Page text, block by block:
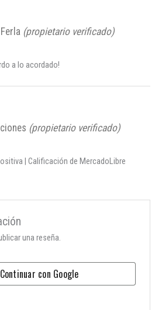
(propietario verificado)
a lo acordado!
(propietario verificado)
| Calificación de MercadoLibre
una reseña.
Continuar con Google